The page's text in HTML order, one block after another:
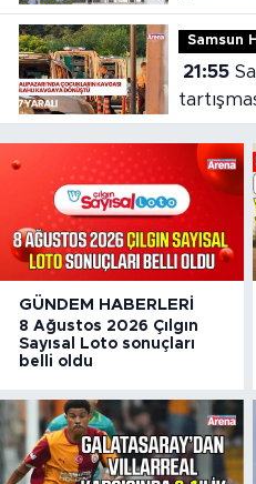
Samsun
21:55Salıpazarı’nda çocukların
GÜNDEM HABERLERI
8 Ağustos 2026 Çılgın
Sayısal Loto sonuçları
belli oldu